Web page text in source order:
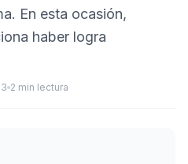
En esta ocasión,
haber logra
2 min lectura